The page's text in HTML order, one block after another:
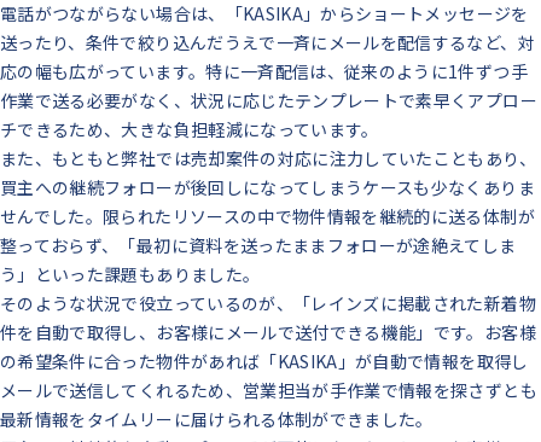
電話がつながらない場合は、「KASIKA」からショートメッセージを
送ったり、条件で絞り込んだうえで一斉にメールを配信するなど、対
応の幅も広がっています。特に一斉配信は、従来のように1件ずつ手
作業で送る必要がなく、状況に応じたテンプレートで素早くアプロー
チできるため、大きな負担軽減になっています。
また、もともと弊社では売却案件の対応に注力していたこともあり、
買主への継続フォローが後回しになってしまうケースも少なくありま
せんでした。限られたリソースの中で物件情報を継続的に送る体制が
整っておらず、「最初に資料を送ったままフォローが途絶えてしま
う」といった課題もありました。
そのような状況で役立っているのが、「レインズに掲載された新着物
件を自動で取得し、お客様にメールで送付できる機能」です。お客様
の希望条件に合った物件があれば「KASIKA」が自動で情報を取得し
メールで送信してくれるため、営業担当が手作業で情報を探さずとも
最新情報をタイムリーに届けられる体制ができました。